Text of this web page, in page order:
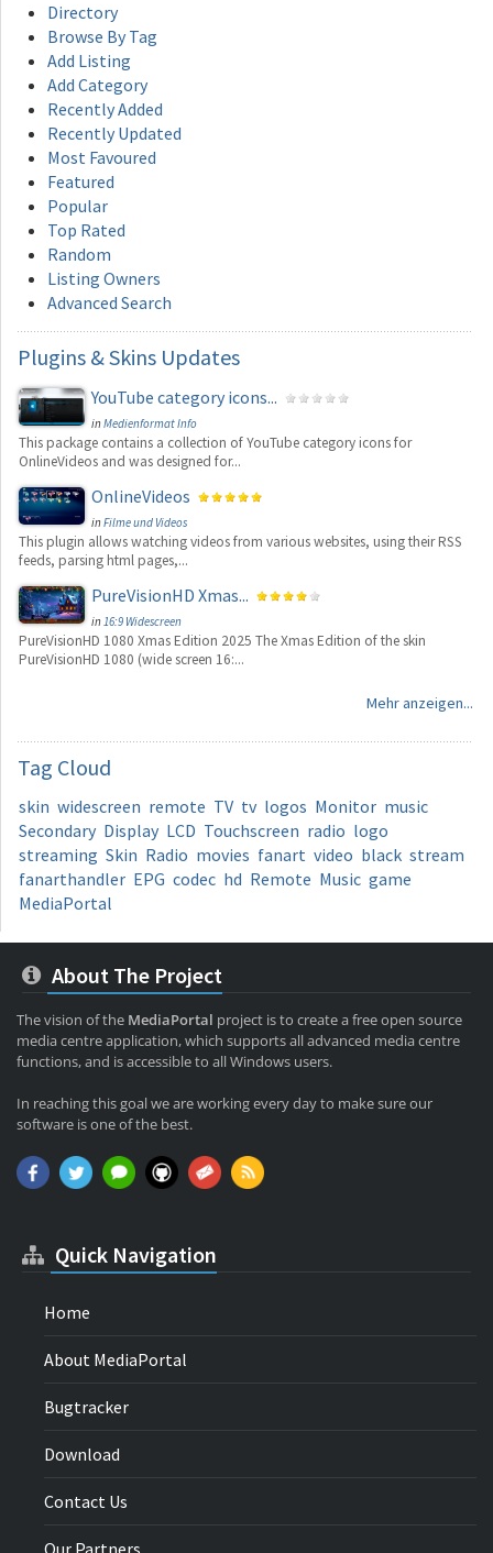
Directory
Browse By Tag
Add Listing
Add Category
Recently Added
Recently Updated
Most Favoured
Featured
Popular
Top Rated
Random
Listing Owners
Advanced Search
Plugins & Skins Updates
YouTube category icons...
inMedienformat Info
This package contains a collection of YouTube category icons for
OnlineVideos and was designed for...
OnlineVideos
inFilme und Videos
This plugin allows watching videos from various websites, using their RSS
feeds, parsing html pages,...
PureVisionHD Xmas...
in16:9 Widescreen
PureVisionHD 1080 Xmas Edition 2025 The Xmas Edition of the skin
PureVisionHD 1080 (wide screen 16:...
Mehr anzeigen...
Tag Cloud
skin widescreen remote TV tv logos Monitor music
Secondary Display LCD Touchscreen radio logo
streaming Skin Radio movies fanart video black stream
fanarthandler EPG codec hd Remote Music game
MediaPortal
About The Project
The vision of the MediaPortal project is to create a free open source
media centre application, which supports all advanced media centre
functions, and is accessible to all Windows users.
In reaching this goal we are working every day to make sure our
software is one of the best.
Quick Navigation
Home
About MediaPortal
Bugtracker
Download
Contact Us